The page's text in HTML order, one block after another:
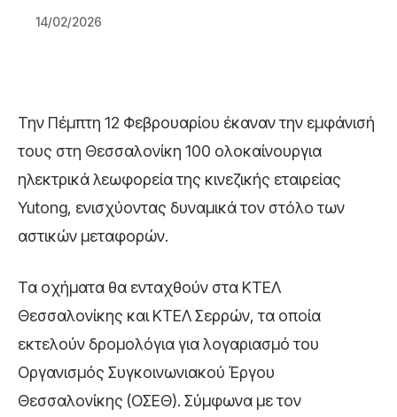
14/02/2026
Την Πέμπτη 12 Φεβρουαρίου έκαναν την εμφάνισή
τους στη Θεσσαλονίκη 100 ολοκαίνουργια
ηλεκτρικά λεωφορεία της κινεζικής εταιρείας
Yutong, ενισχύοντας δυναμικά τον στόλο των
αστικών μεταφορών.
Τα οχήματα θα ενταχθούν στα ΚΤΕΛ
Θεσσαλονίκης καιΚΤΕΛ Σερρών, τα οποία
εκτελούν δρομολόγια για λογαριασμό του
Οργανισμός Συγκοινωνιακού Έργου
Θεσσαλονίκης (ΟΣΕΘ). Σύμφωνα με τον